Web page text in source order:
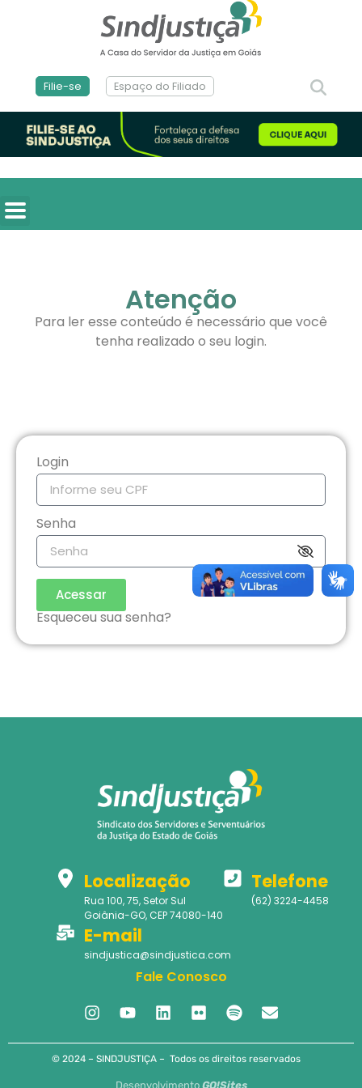
Filie-se Espaço do Filiado
Atenção
Para ler esse conteúdo é necessário que você
tenha realizado o seu login.
Login
Senha
Acessar
Esqueceu sua senha?
Localização
Rua 100, 75, Setor Sul
Goiânia-GO, CEP 74080-140
Telefone
(62) 3224-4458
E-mail
sindjustica@sindjustica.com
Fale Conosco
© 2024 – SINDJUSTIÇA – Todos os direitos reservados
Desenvolvimento GO!Sites